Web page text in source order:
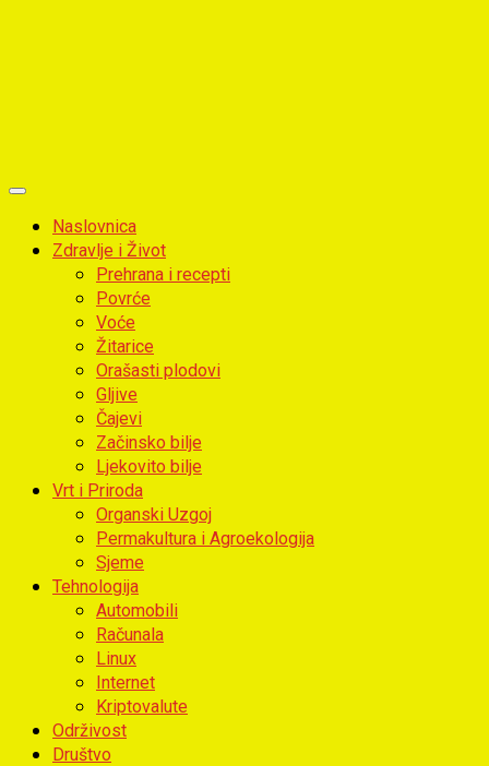
Primary
MenuNaslovnica
Zdravlje i Život
Prehrana i recepti
Povrće
Voće
Žitarice
Orašasti plodovi
Gljive
Čajevi
Začinsko bilje
Ljekovito bilje
Vrt i Priroda
Organski Uzgoj
Permakultura i Agroekologija
Sjeme
Tehnologija
Automobili
Računala
Linux
Internet
Kriptovalute
Održivost
Društvo